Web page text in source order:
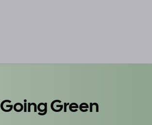
Going Green